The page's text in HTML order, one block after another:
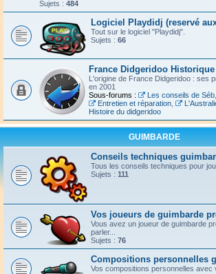
Sujets : 484
Logiciel Playdidj (reservé
Tout sur le logiciel "Playdidj".
Sujets : 66
France Didgeridoo Historique
L'origine de France Didgeridoo : ses
en 2001
Sous-forums :
Les conseils de Séb,
Entretien et réparation,
Histoire du didgeridoo
GUIMBARDE
Conseils techniques
Tous les conseils techniques pour
Sujets : 111
Vos joueurs de guimbarde
Vous avez un joueur de guimbarde
parler...
Sujets : 76
Compositions personnelles
Vos compositions personnelles avec